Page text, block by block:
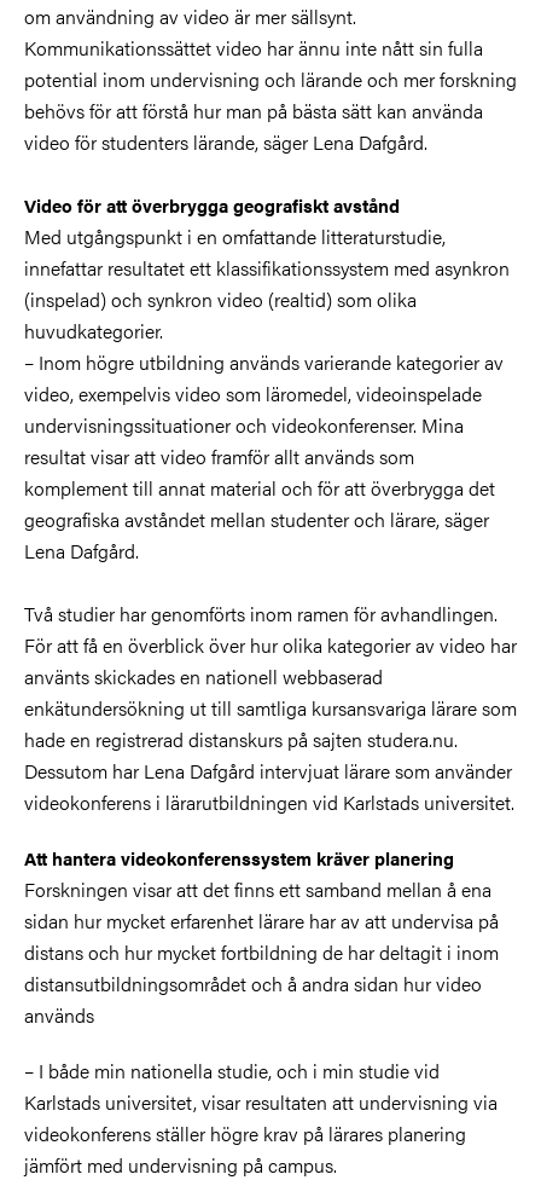
om användning av video är mer sällsynt.
Kommunikationssättet video har ännu inte nått sin fulla
potential inom undervisning och lärande och mer forskning
behövs för att förstå hur man på bästa sätt kan använda
video för studenters lärande, säger Lena Dafgård.
Video för att överbrygga geografiskt avstånd
Med utgångspunkt i en omfattande litteraturstudie,
innefattar resultatet ett klassifikationssystem med asynkron
(inspelad) och synkron video (realtid) som olika
huvudkategorier.
– Inom högre utbildning används varierande kategorier av
video, exempelvis video som läromedel, videoinspelade
undervisningssituationer och videokonferenser. Mina
resultat visar att video framför allt används som
komplement till annat material och för att överbrygga det
geografiska avståndet mellan studenter och lärare, säger
Lena Dafgård.
Två studier har genomförts inom ramen för avhandlingen.
För att få en överblick över hur olika kategorier av video har
använts skickades en nationell webbaserad
enkätundersökning ut till samtliga kursansvariga lärare som
hade en registrerad distanskurs på sajten studera.nu.
Dessutom har Lena Dafgård intervjuat lärare som använder
videokonferens i lärarutbildningen vid Karlstads universitet.
Att hantera videokonferenssystem kräver planering
Forskningen visar att det finns ett samband mellan å ena
sidan hur mycket erfarenhet lärare har av att undervisa på
distans och hur mycket fortbildning de har deltagit i inom
distansutbildningsområdet och å andra sidan hur video
används
– I både min nationella studie, och i min studie vid
Karlstads universitet, visar resultaten att undervisning via
videokonferens ställer högre krav på lärares planering
jämfört med undervisning på campus.